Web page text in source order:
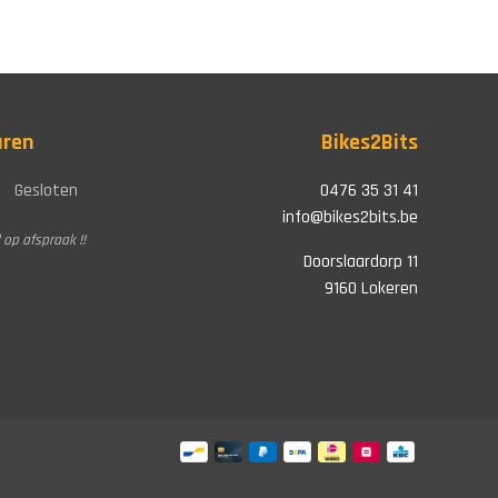
Gesloten
afspraak !!
Bikes2Bits
0476 35 31 41
info@bikes2bits.be
Doorslaardorp 11
9160 Lokeren